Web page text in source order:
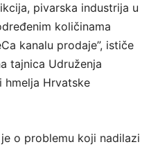
pivarska industrija u
količinama
kanalu prodaje”, ističe
tajnica Udruženja
hmelja Hrvatske
o problemu koji nadilazi